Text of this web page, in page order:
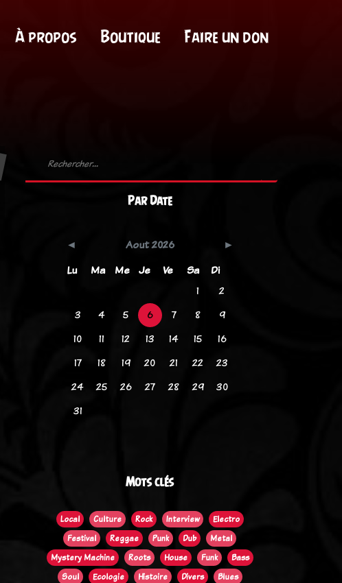
À propos Boutique Faire un don
Par Date
Aout 2026
Lu
Ma Me Je Ve Sa
Di
1
2
3
4 5 6 7 8
9
10
11 12 13 14 15
16
17
18 19 20 21 22
23
24
25 26 27 28 29
30
31
Mots clés
Local Culture Rock Interview
Electro
Festival
Reggae Punk Dub
Metal
Mystery Machine
Roots House Funk
Bass
Soul
Ecologie Histoire Divers
Blues